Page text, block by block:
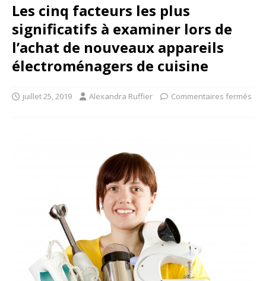
Les cinq facteurs les plus
significatifs à examiner lors de
l’achat de nouveaux appareils
électroménagers de cuisine
juillet 25, 2019 Alexandra Ruffier Commentaires fermés